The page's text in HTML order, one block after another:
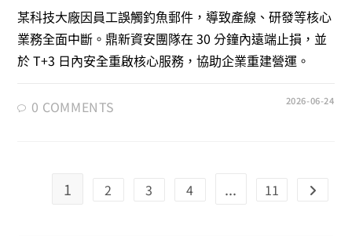
某科技大廠因員工誤觸釣魚郵件，導致產線、研發等核心
業務全面中斷。鼎新資安團隊在 30 分鐘內遠端止損，並
於 T+3 日內安全重啟核心服務，協助企業重建營運。
0 COMMENTS 2026-06-24
1 2 3 4 ... 11